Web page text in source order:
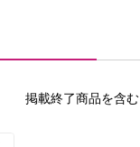
掲載終了商品を含む